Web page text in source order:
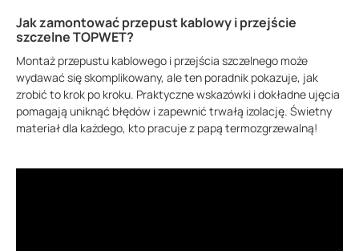
Jak zamontować przepust kablowy i przejście
szczelne TOPWET?
Montaż przepustu kablowego i przejścia szczelnego może
wydawać się skomplikowany, ale ten poradnik pokazuje, jak
zrobić to krok po kroku. Praktyczne wskazówki i dokładne ujęcia
pomagają uniknąć błędów i zapewnić trwałą izolację. Świetny
materiał dla każdego, kto pracuje z papą termozgrzewalną!